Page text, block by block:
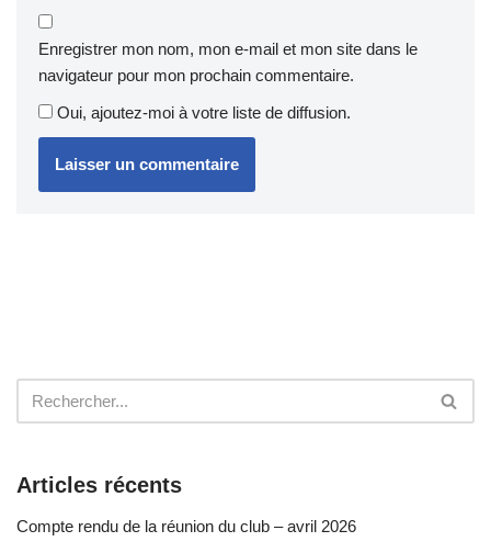
Enregistrer mon nom, mon e-mail et mon site dans le
navigateur pour mon prochain commentaire.
Oui, ajoutez-moi à votre liste de diffusion.
Articles récents
Compte rendu de la réunion du club – avril 2026